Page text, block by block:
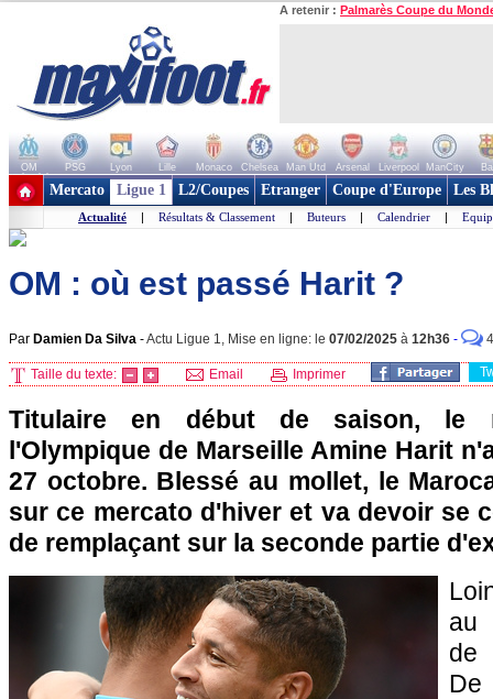
A retenir : Palmarès Coupe du
OM PSG Lyon Lille Monaco Chelsea Man Utd Arsenal Liverpool ManCity
+ de clubs
Mercato Ligue 1 L2/Coupes Etranger Coupe d'Europe Les
Actualité | Résultats & Classement | Buteurs | Calendrier |
OM : où est passé Harit ?
Par Damien Da Silva -Actu Ligue 1, Mise en ligne: le 07/02/2025 à 12h36 - 4
Taille du texte: Email Imprimer
Titulaire en début de saison, le
l'Olympique de Marseille Amine Harit
27 octobre. Blessé au mollet, le
sur ce mercato d'hiver et va devoir se
de remplaçant sur la seconde partie
au
de